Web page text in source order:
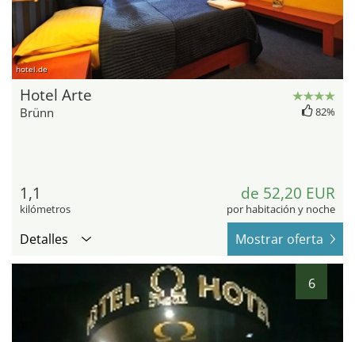
hotel.de
Hotel Arte
Brünn 82%
1,1
kilómetros
de 52,20 EUR
por habitación y noche
Detalles Mostrar oferta
6